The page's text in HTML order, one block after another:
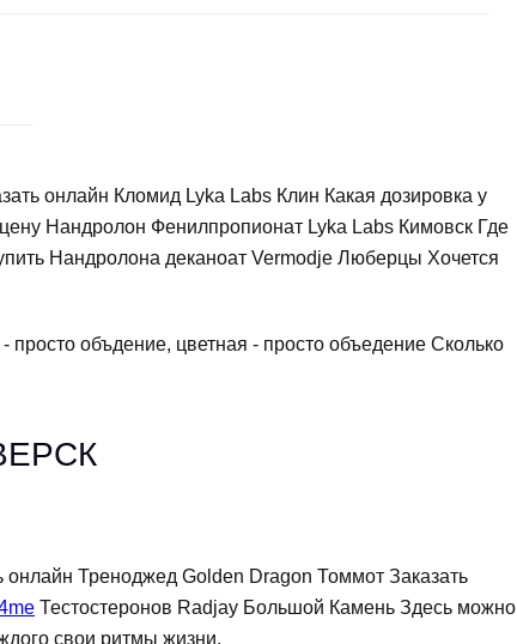
онлайн Кломид Lyka Labs Клин Какая дозировка у
Нандролон Фенилпропионат Lyka Labs Кимовск Где
Нандролона деканоат Vermodje Люберцы Хочется
просто объдение, цветная - просто объедение Сколько
онлайн Треноджед Golden Dragon Томмот Заказать
Тестостеронов Radjay Большой Камень Здесь можно
свои ритмы жизни.